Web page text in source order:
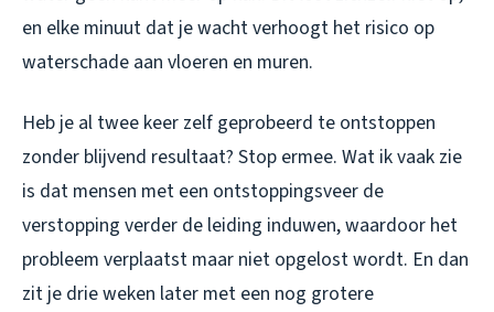
en elke minuut dat je wacht verhoogt het risico op
waterschade aan vloeren en muren.
Heb je al twee keer zelf geprobeerd te ontstoppen
zonder blijvend resultaat? Stop ermee. Wat ik vaak zie
is dat mensen met een ontstoppingsveer de
verstopping verder de leiding induwen, waardoor het
probleem verplaatst maar niet opgelost wordt. En dan
zit je drie weken later met een nog grotere